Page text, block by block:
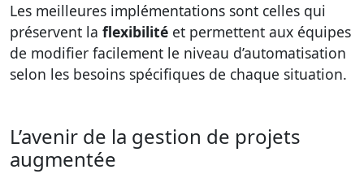
Les meilleures implémentations sont celles qui
préservent la flexibilité et permettent aux équipes
de modifier facilement le niveau d’automatisation
selon les besoins spécifiques de chaque situation.
L’avenir de la gestion de projets
augmentée